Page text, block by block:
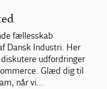
fællesskab
Dansk Industri. Her
udfordringer
Glæd dig til
når vi…